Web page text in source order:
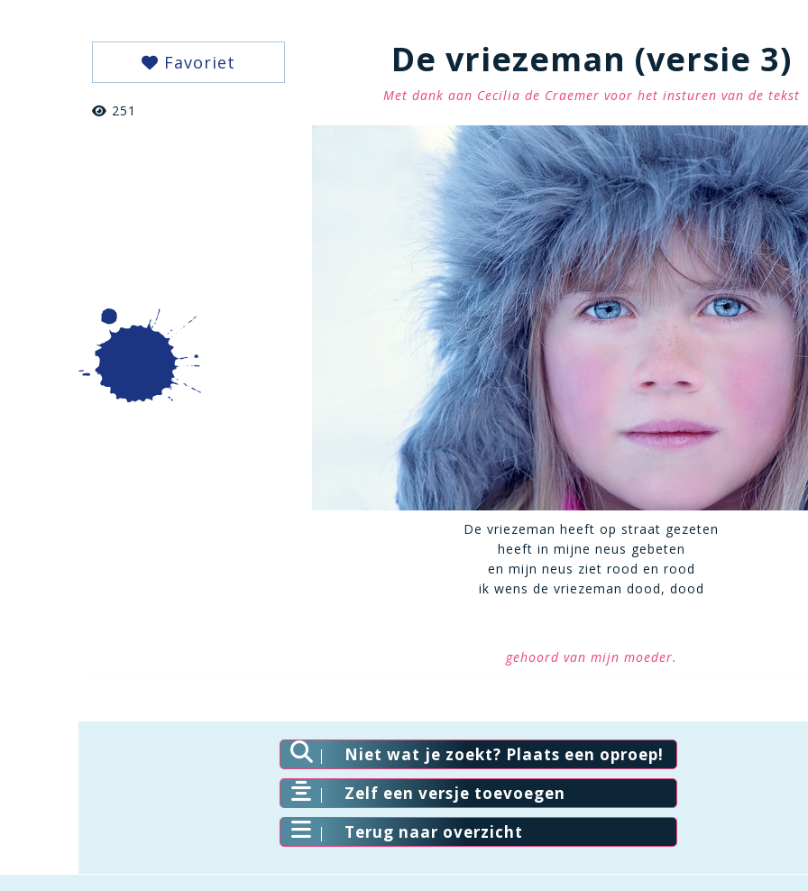
Favoriet
251
De vriezeman (versie 3)
Met dank aan Cecilia de Craemer voor het insturen van de tekst
De vriezeman heeft op straat gezeten
heeft in mijne neus gebeten
en mijn neus ziet rood en rood
ik wens de vriezeman dood, dood
gehoord van mijn moeder.
Niet wat je zoekt? Plaats een oproep!
Zelf een versje toevoegen
Terug naar overzicht